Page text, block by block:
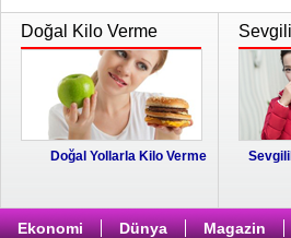
Doğal Kilo Verme
Doğal Yollarla Kilo Verme
Ekonomi Dünya Magazin